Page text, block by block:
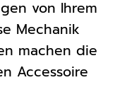
von Ihrem
Mechanik
machen die
Accessoire